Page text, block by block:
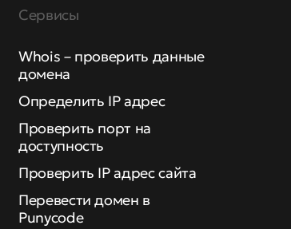
Сервисы
Whois – проверить данные
домена
Определить IP адрес
Проверить порт на
доступность
Проверить IP адрес сайта
Перевести домен в
Punycode